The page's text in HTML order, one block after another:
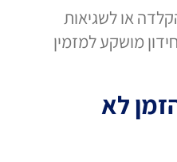
או לשגיאות
מושקע למזמין
לא